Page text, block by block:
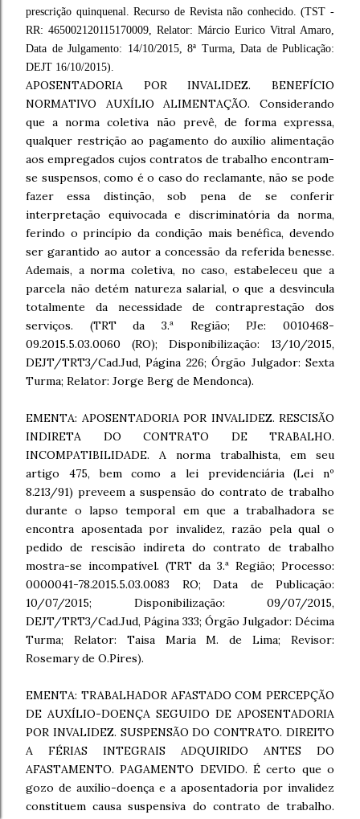
prescrição quinquenal. Recurso de Revista não conhecido. (TST -
RR: 465002120115170009, Relator: Márcio Eurico Vitral Amaro,
Data de Julgamento: 14/10/2015, 8ª Turma, Data de Publicação:
DEJT 16/10/2015).
APOSENTADORIA POR INVALIDEZ. BENEFÍCIO
NORMATIVO AUXÍLIO ALIMENTAÇÃO. Considerando
que a norma coletiva não prevê, de forma expressa,
qualquer restrição ao pagamento do auxílio alimentação
aos empregados cujos contratos de trabalho encontram-
se suspensos, como é o caso do reclamante, não se pode
fazer essa distinção, sob pena de se conferir
interpretação equivocada e discriminatória da norma,
ferindo o princípio da condição mais benéfica, devendo
ser garantido ao autor a concessão da referida benesse.
Ademais, a norma coletiva, no caso, estabeleceu que a
parcela não detém natureza salarial, o que a desvincula
totalmente da necessidade de contraprestação dos
serviços. (TRT da 3.ª Região; PJe: 0010468-
09.2015.5.03.0060 (RO); Disponibilização: 13/10/2015,
DEJT/TRT3/Cad.Jud, Página 226; Órgão Julgador: Sexta
Turma; Relator: Jorge Berg de Mendonca).
EMENTA: APOSENTADORIA POR INVALIDEZ. RESCISÃO
INDIRETA DO CONTRATO DE TRABALHO.
INCOMPATIBILIDADE. A norma trabalhista, em seu
artigo 475, bem como a lei previdenciária (Lei nº
8.213/91) preveem a suspensão do contrato de trabalho
durante o lapso temporal em que a trabalhadora se
encontra aposentada por invalidez, razão pela qual o
pedido de rescisão indireta do contrato de trabalho
mostra-se incompatível. (TRT da 3.ª Região; Processo:
0000041-78.2015.5.03.0083 RO; Data de Publicação:
10/07/2015; Disponibilização: 09/07/2015,
DEJT/TRT3/Cad.Jud, Página 333; Órgão Julgador: Décima
Turma; Relator: Taisa Maria M. de Lima; Revisor:
Rosemary de O.Pires).
EMENTA: TRABALHADOR AFASTADO COM PERCEPÇÃO
DE AUXÍLIO-DOENÇA SEGUIDO DE APOSENTADORIA
POR INVALIDEZ. SUSPENSÃO DO CONTRATO. DIREITO
A FÉRIAS INTEGRAIS ADQUIRIDO ANTES DO
AFASTAMENTO. PAGAMENTO DEVIDO. É certo que o
gozo de auxílio-doença e a aposentadoria por invalidez
constituem causa suspensiva do contrato de trabalho.